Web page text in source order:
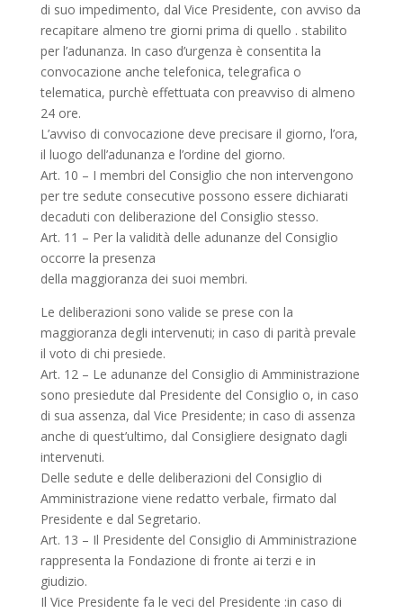
di suo impedimento, dal Vice Presidente, con avviso da
recapitare almeno tre giorni prima di quello . stabilito
per l’adunanza. In caso d’urgenza è consentita la
convocazione anche telefonica, telegrafica o
telematica, purchè effettuata con preavviso di almeno
24 ore.
L’avviso di convocazione deve precisare il giorno, l’ora,
il luogo dell’adunanza e l’ordine del giorno.
Art. 10 – I membri del Consiglio che non intervengono
per tre sedute consecutive possono essere dichiarati
decaduti con deliberazione del Consiglio stesso.
Art. 11 – Per la validità delle adunanze del Consiglio
occorre la presenza
della maggioranza dei suoi membri.
Le deliberazioni sono valide se prese con la
maggioranza degli intervenuti; in caso di parità prevale
il voto di chi presiede.
Art. 12 – Le adunanze del Consiglio di Amministrazione
sono presiedute dal Presidente del Consiglio o, in caso
di sua assenza, dal Vice Presidente; in caso di assenza
anche di quest’ultimo, dal Consigliere designato dagli
intervenuti.
Delle sedute e delle deliberazioni del Consiglio di
Amministrazione viene redatto verbale, firmato dal
Presidente e dal Segretario.
Art. 13 – Il Presidente del Consiglio di Amministrazione
rappresenta la Fondazione di fronte ai terzi e in
giudizio.
Il Vice Presidente fa le veci del Presidente :in caso di